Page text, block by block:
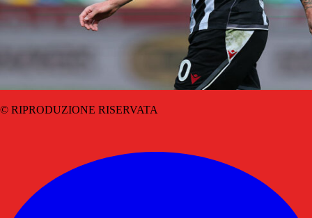
© RIPRODUZIONE RISERVATA